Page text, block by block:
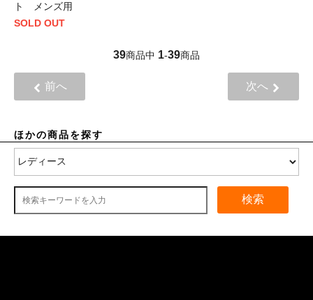
ト メンズ用
SOLD OUT
39商品中 1-39商品
前へ 次へ
ほかの商品を探す
検索